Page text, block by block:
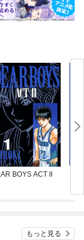
BOYS ACT II
もっと見る